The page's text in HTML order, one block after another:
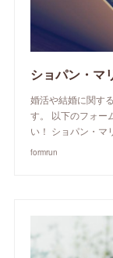
ショパン・マ
婚活や結婚に関す
す。 以下のフォー
い！ ショパン・マ
formrun